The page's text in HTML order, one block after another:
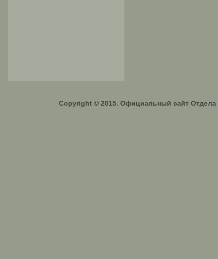
Copyright © 2015. Официальный сайт